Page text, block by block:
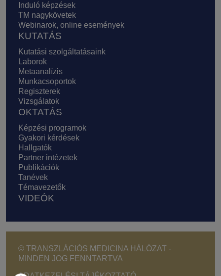
Induló képzések
TM nagykövetek
Webinarok, online események
KUTATÁS
Kutatási szolgáltatásaink
Laborok
Metaanalízis
Munkacsoportok
Regiszterek
Vizsgálatok
OKTATÁS
Képzési programok
Gyakori kérdések
Hallgatók
Partner intézetek
Publikációk
Tanévek
Témavezetők
VIDEÓK
© TRANSZLÁCIÓS MEDICINA HÁLÓZAT -
MINDEN JOG FENNTARTVA